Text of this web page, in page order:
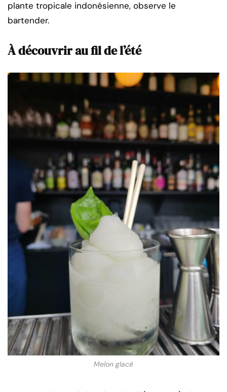
plante tropicale indonésienne, observe le
bartender.
À découvrir au fil de l’été
Melon glacé